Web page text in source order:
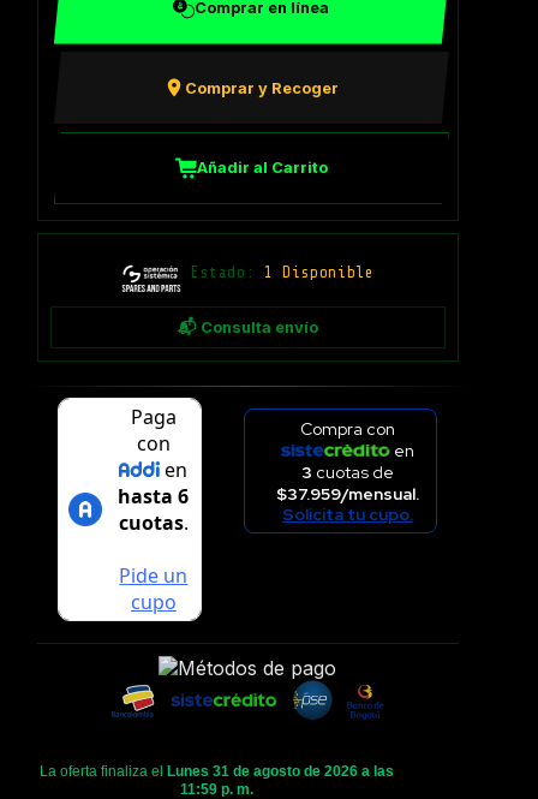
Comprar en línea
Comprar y Recoger
Añadir al Carrito
Estado: 1 Disponible
📬 Consulta envío
Compra con
en
3 cuotas de
$37.959/mensual.
Solicita tu cupo.
La oferta finaliza el
Lunes 31 de agosto de 2026 a las
11:59 p. m.